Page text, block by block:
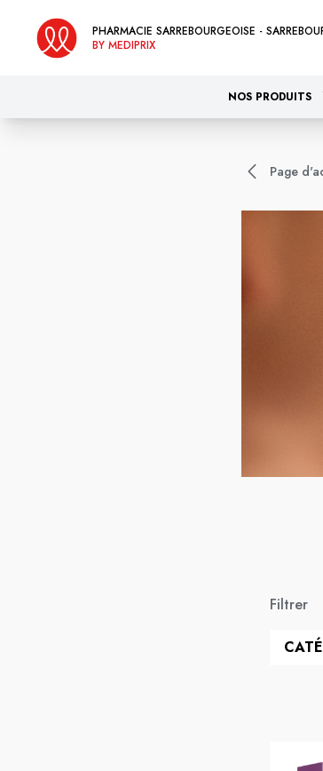
PHARMACIE SARREBOURGEOISE -
BY MEDIPRIX
NOS PRODUITS
Page
Filtrer